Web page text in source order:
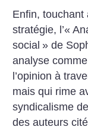
Enfin, touchant
stratégie, l’«
social » de
analyse
l’opinion à
mais qui rime
syndicalisme
des auteurs